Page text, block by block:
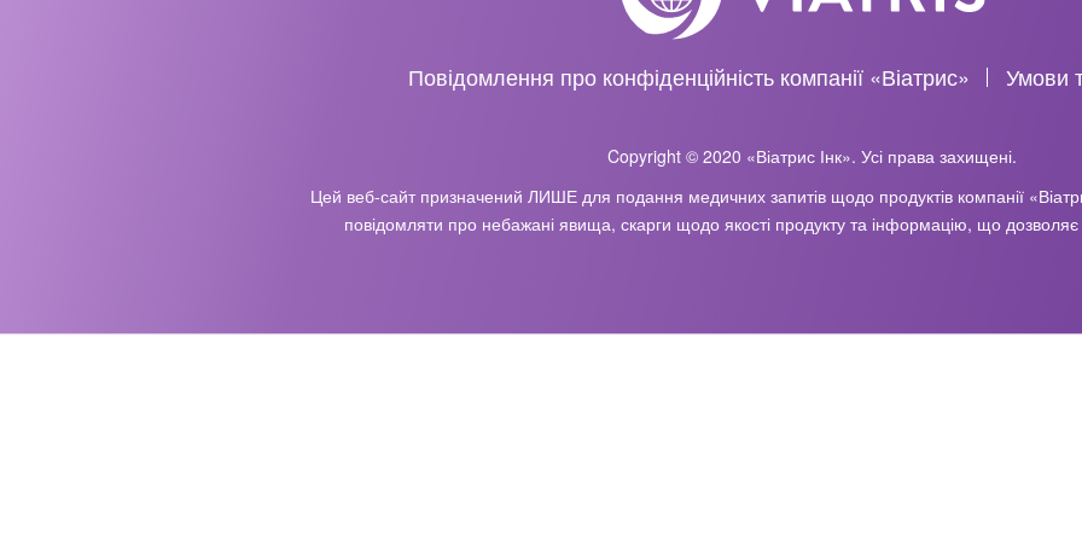
Повідомлення про конфіденційність компанії «Віатрис» Умови
Copyright © 2020 «Віатрис Інк». Усі права захищені.
Цей веб-сайт призначений ЛИШЕ для подання медичних запитів щодо продуктів компанії
повідомляти про небажані явища, скарги щодо якості продукту та інформацію, що дозволяє